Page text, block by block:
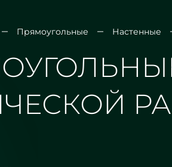
Прямоугольные Настенные